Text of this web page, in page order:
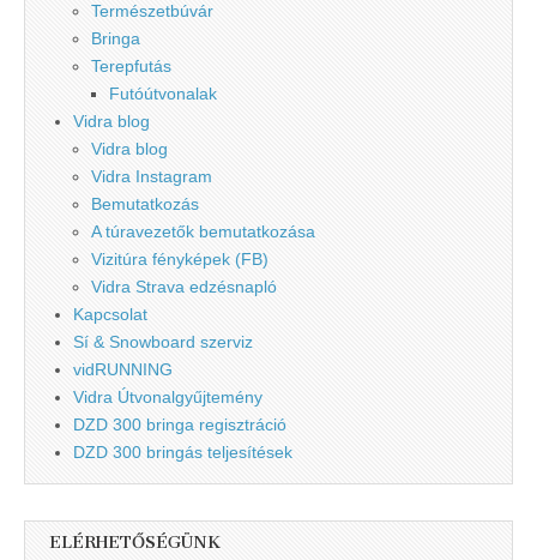
Természetbúvár
Bringa
Terepfutás
Futóútvonalak
Vidra blog
Vidra blog
Vidra Instagram
Bemutatkozás
A túravezetők bemutatkozása
Vizitúra fényképek (FB)
Vidra Strava edzésnapló
Kapcsolat
Sí & Snowboard szerviz
vidRUNNING
Vidra Útvonalgyűjtemény
DZD 300 bringa regisztráció
DZD 300 bringás teljesítések
ELÉRHETŐSÉGÜNK